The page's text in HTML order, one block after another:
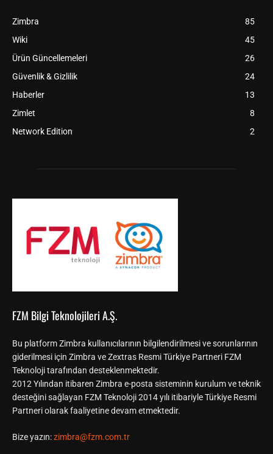
Zimbra
85
Wiki
45
Ürün Güncellemeleri
26
Güvenlik & Gizlilik
24
Haberler
13
Zimlet
8
Network Edition
2
FZM Bilgi Teknolojileri A.Ş.
Bu platform Zimbra kullanıcılarının bilgilendirilmesi ve sorunlarının
giderilmesi için Zimbra ve Zextras Resmi Türkiye Partneri FZM
Teknoloji tarafından desteklenmektedir.
2012 Yılından itibaren Zimbra e-posta sisteminin kurulum ve teknik
desteğini sağlayan FZM Teknoloji 2014 yılı itibariyle Türkiye Resmi
Partneri olarak faaliyetine devam etmektedir.
Bize yazın:zimbra@fzm.com.tr